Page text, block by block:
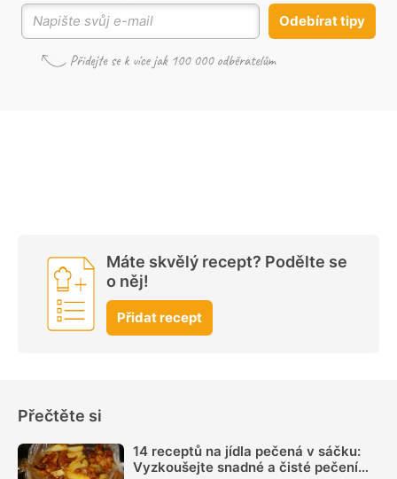
Odebírat tipy
Máte skvělý recept? Podělte se
o něj!
Přidat recept
Přečtěte si
14 receptů na jídla pečená v sáčku:
Vyzkoušejte snadné a čisté pečení